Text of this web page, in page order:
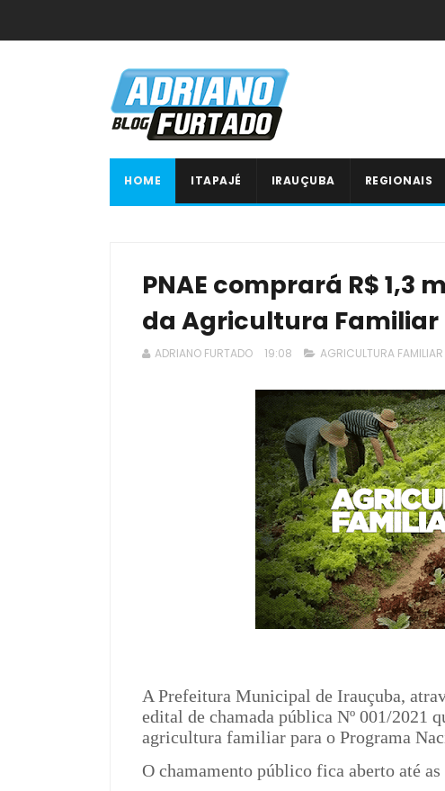
HOME ITAPAJÉ IRAUÇUBA REGIONAIS
PNAE comprará R$ 1,3
da Agricultura Familiar
ADRIANO FURTADO 19:08 AGRICULTURA FAMILIAR
A Prefeitura Municipal de Irauçuba,
edital de chamada pública Nº 001/2021
agricultura familiar para o Programa
O chamamento público fica aberto até